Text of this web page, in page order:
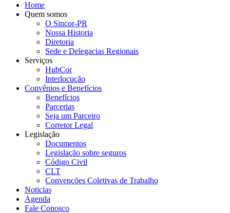
Home
Quem somos
O Sincor-PR
Nossa Historia
Diretoria
Sede e Delegacias Regionais
Serviços
HubCor
Interlocução
Convênios e Benefícios
Benefícios
Parcerias
Seja um Parceiro
Corretor Legal
Legislação
Documentos
Legislação sobre seguros
Código Civil
CLT
Convenções Coletivas de Trabalho
Noticias
Agenda
Fale Conosco